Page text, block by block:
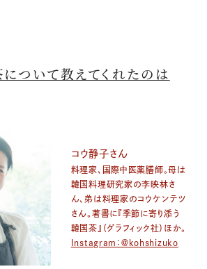
ついて教えてくれたのは
コウ静子さん
料理家、国際中医薬膳師。母は
韓国料理研究家の李映林さ
ん、弟は料理家のコウケンテツ
さん。著書に『季節に寄り添う
韓国茶』（グラフィック社）ほか。
Instagram：＠kohshizuko